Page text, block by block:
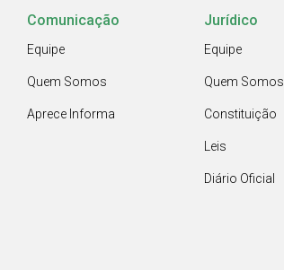
Comunicação
Equipe
Quem Somos
Aprece Informa
Jurídico
Equipe
Quem Somos
Constituição
Leis
Diário Oficial